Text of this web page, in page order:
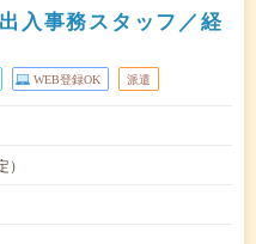
入事務スタッフ／経
WEB登録OK 派遣